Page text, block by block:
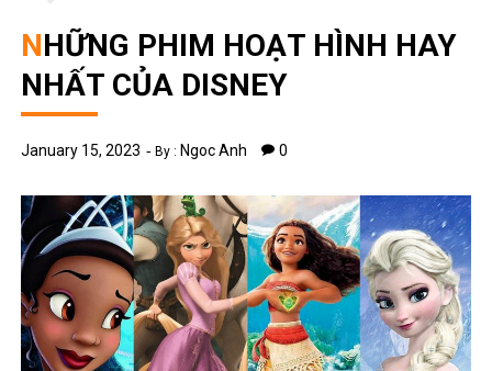
NHỮNG PHIM HOẠT HÌNH HAY
NHẤT CỦA DISNEY
January 15, 2023 By : Ngoc Anh 0